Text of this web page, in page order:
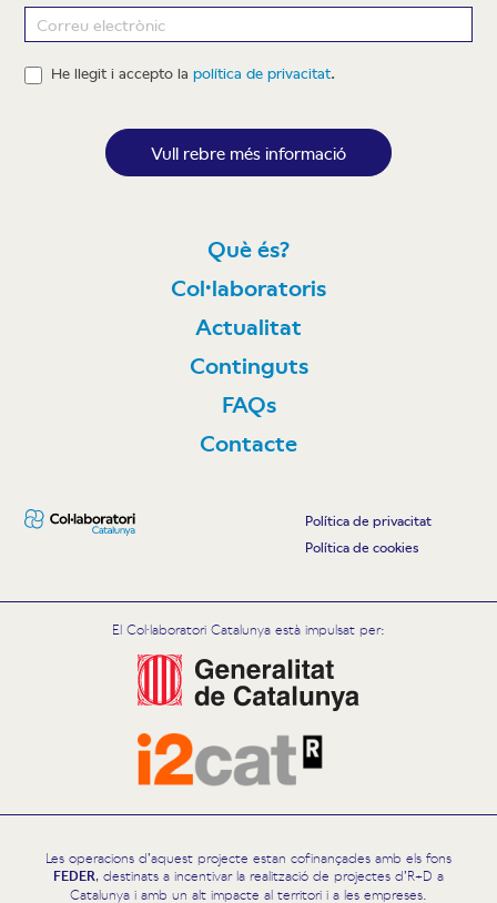
Newsletter
He llegit i accepto lapolítica de privacitat.
Vull rebre més informació
Què és?
Col·laboratoris
Actualitat
Continguts
FAQs
Contacte
Política de privacitat
Política de cookies
El Col·laboratori Catalunya està impulsat per:
Les operacions d’aquest projecte estan cofinançades amb els fons
FEDER, destinats a incentivar la realització de projectes d’R+D a
Catalunya i amb un alt impacte al territori i a les empreses.